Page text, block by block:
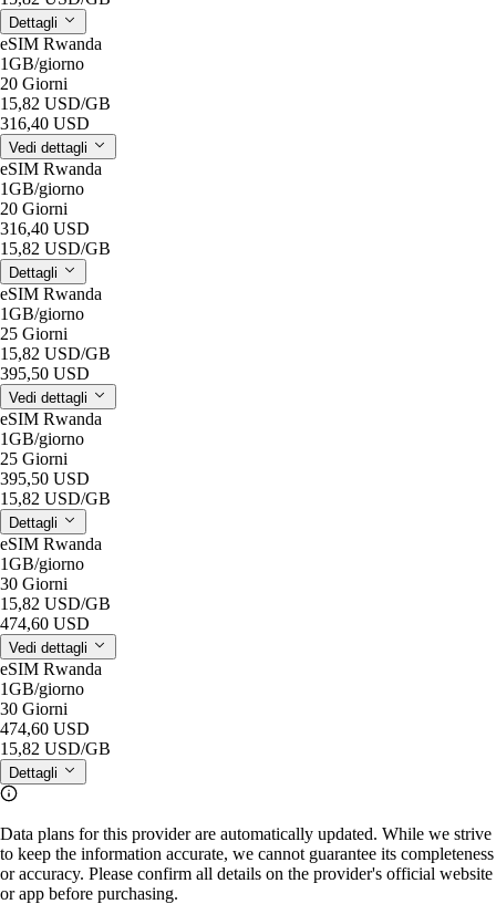
Dettagli
eSIM Rwanda
1GB/giorno
20 Giorni
15,82 USD/GB
316,40 USD
Vedi dettagli
eSIM Rwanda
1GB/giorno
20 Giorni
316,40 USD
15,82 USD/GB
Dettagli
eSIM Rwanda
1GB/giorno
25 Giorni
15,82 USD/GB
395,50 USD
Vedi dettagli
eSIM Rwanda
1GB/giorno
25 Giorni
395,50 USD
15,82 USD/GB
Dettagli
eSIM Rwanda
1GB/giorno
30 Giorni
15,82 USD/GB
474,60 USD
Vedi dettagli
eSIM Rwanda
1GB/giorno
30 Giorni
474,60 USD
15,82 USD/GB
Dettagli
Data plans for this provider are automatically updated. While we strive
to keep the information accurate, we cannot guarantee its completeness
or accuracy. Please confirm all details on the provider's official website
or app before purchasing.